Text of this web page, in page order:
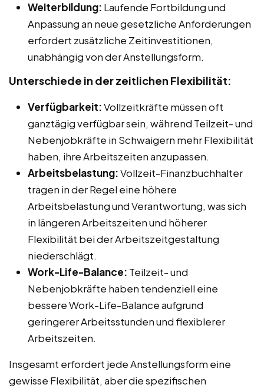
Weiterbildung: Laufende Fortbildung und
Anpassung an neue gesetzliche Anforderungen
erfordert zusätzliche Zeitinvestitionen,
unabhängig von der Anstellungsform.
Unterschiede in der zeitlichen Flexibilität:
Verfügbarkeit:Vollzeitkräfte müssen oft
ganztägig verfügbar sein, während Teilzeit- und
Nebenjobkräfte in Schwaigern mehr Flexibilität
haben, ihre Arbeitszeiten anzupassen.
Arbeitsbelastung:Vollzeit-Finanzbuchhalter
tragen in der Regel eine höhere
Arbeitsbelastung und Verantwortung, was sich
in längeren Arbeitszeiten und höherer
Flexibilität bei der Arbeitszeitgestaltung
niederschlägt.
Work-Life-Balance: Teilzeit- und
Nebenjobkräfte haben tendenziell eine
bessere Work-Life-Balance aufgrund
geringerer Arbeitsstunden und flexiblerer
Arbeitszeiten.
Insgesamt erfordert jede Anstellungsform eine
gewisse Flexibilität, aber die spezifischen